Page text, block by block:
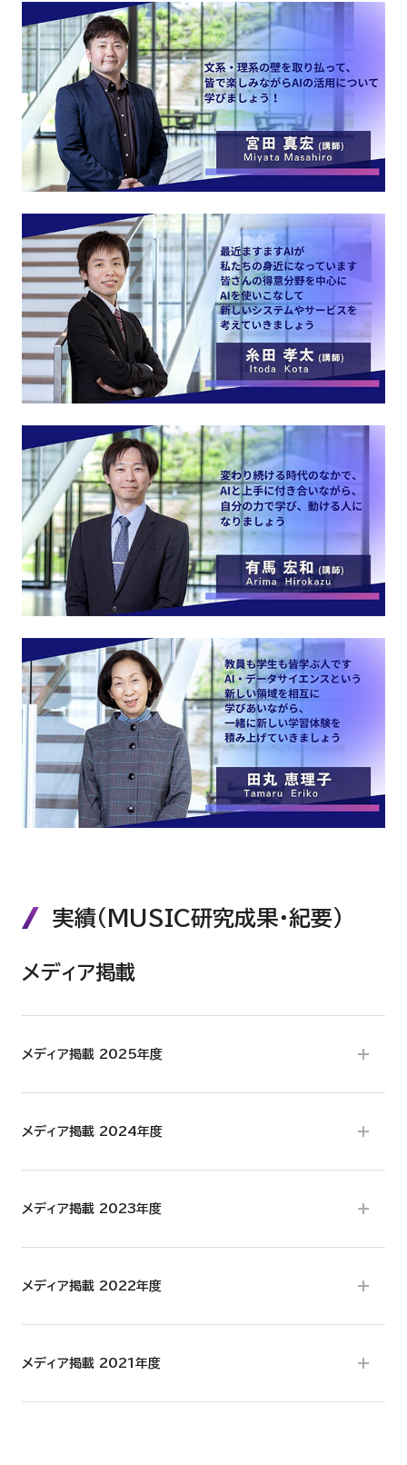
実績（MUSIC研究成果・紀要）
メディア掲載
メディア掲載 2025年度
メディア掲載 2024年度
メディア掲載 2023年度
メディア掲載 2022年度
メディア掲載 2021年度